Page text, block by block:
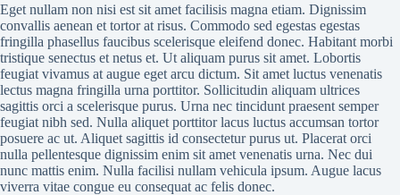
Eget nullam non nisi est sit amet facilisis magna etiam. Dignissim
convallis aenean et tortor at risus. Commodo sed egestas egestas
fringilla phasellus faucibus scelerisque eleifend donec. Habitant morbi
tristique senectus et netus et. Ut aliquam purus sit amet. Lobortis
feugiat vivamus at augue eget arcu dictum. Sit amet luctus venenatis
lectus magna fringilla urna porttitor. Sollicitudin aliquam ultrices
sagittis orci a scelerisque purus. Urna nec tincidunt praesent semper
feugiat nibh sed. Nulla aliquet porttitor lacus luctus accumsan tortor
posuere ac ut. Aliquet sagittis id consectetur purus ut. Placerat orci
nulla pellentesque dignissim enim sit amet venenatis urna. Nec dui
nunc mattis enim. Nulla facilisi nullam vehicula ipsum. Augue lacus
viverra vitae congue eu consequat ac felis donec.